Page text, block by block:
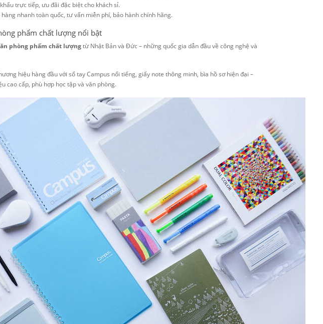
trực tiếp, ưu đãi đặc biệt cho khách sỉ.
hàng nhanh toàn quốc, tư vấn miễn phí, bảo hành chính hãng.
phẩm chất lượng nổi bật
phòng phẩm chất lượngtừ Nhật Bản và Đức – những quốc gia dẫn đầu về công nghệ và
hiệu hàng đầu với sổ tay Campus nổi tiếng, giấy note thông minh, bìa hồ sơ hiện đại –
cao cấp, phù hợp học tập và văn phòng.